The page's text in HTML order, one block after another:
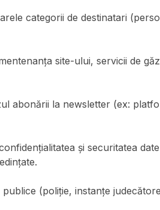
categorii de destinatari
site-ului, servicii de
abonării la newsletter (ex:
și securitatea
(poliție, instanțe